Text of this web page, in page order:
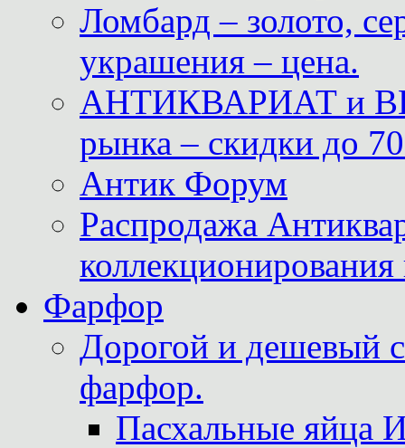
Ломбард – золото,
украшения – цена.
АНТИКВАРИАТ и
рынка – скидки до
Антик Форум
Распродажа
Фарфор
Дорогой и дешевый
фарфор.
Пасхальные яйца